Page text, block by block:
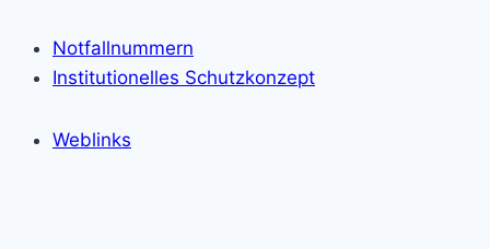
Notfallnummern
Institutionelles Schutzkonzept
Weblinks